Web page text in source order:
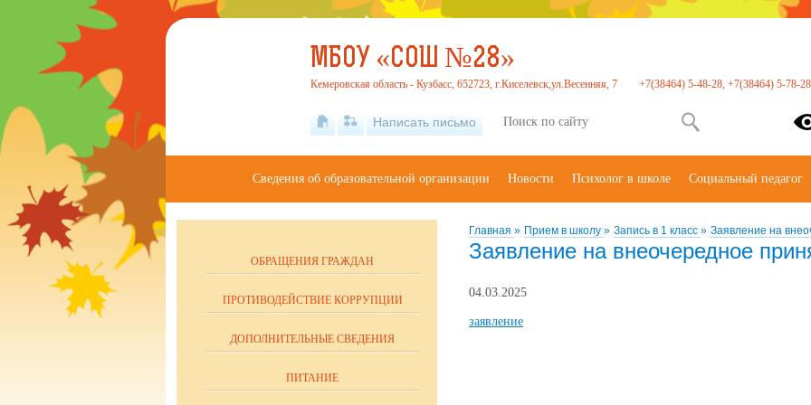
Главная » Прием в школу » Запись в 1 класс » Заявление на
Заявление на внеочередное
04.03.2025
заявление
ОБРАЩЕНИЯ ГРАЖДАН
ПРОТИВОДЕЙСТВИЕ КОРРУПЦИИ
ДОПОЛНИТЕЛЬНЫЕ СВЕДЕНИЯ
ПИТАНИЕ
МБОУ «СОШ №28»
Кемеровская область - Кузбасс, 652723, г.Киселевск,ул.Весенняя, 7 +7(38464) 5-48-28, +7(38464) 5-78-28
Написать письмо
Сведения об образовательной организации Новости Психолог в школе Социальный педагог